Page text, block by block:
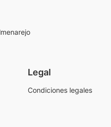
Legal
Condiciones legales